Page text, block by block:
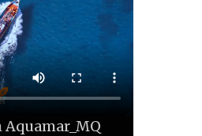
Aquamar_MQ